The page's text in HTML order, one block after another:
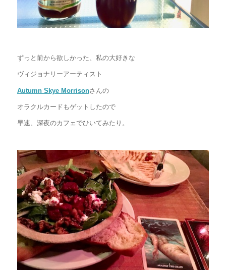
ずっと前から欲しかった、私の大好きな
ヴィジョナリーアーティスト
Autumn Skye Morrisonさんの
オラクルカードもゲットしたので
早速、深夜のカフェでひいてみたり。